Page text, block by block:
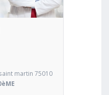
martin 75010